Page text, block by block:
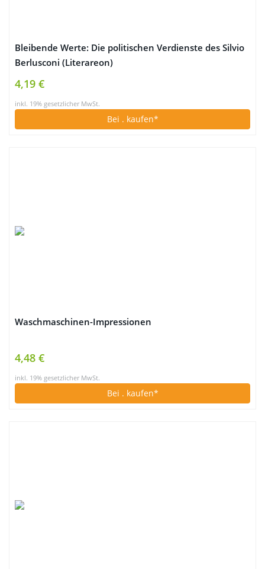
Bleibende Werte: Die politischen Verdienste des Silvio
Berlusconi (Literareon)
4,19 €
inkl. 19% gesetzlicher MwSt.
Bei . kaufen*
Waschmaschinen-Impressionen
4,48 €
inkl. 19% gesetzlicher MwSt.
Bei . kaufen*